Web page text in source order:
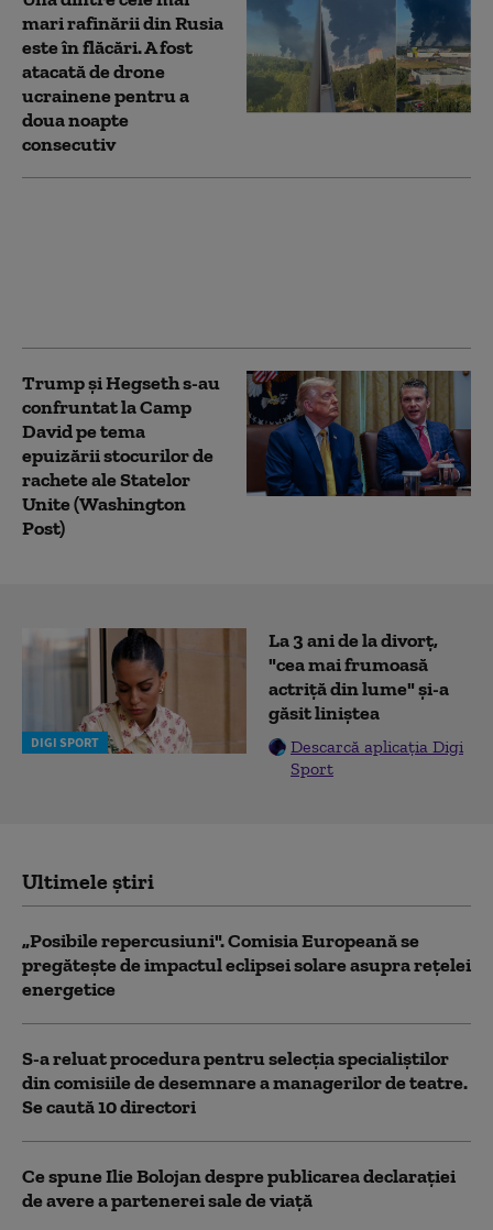
mari rafinării din Rusia
este în flăcări. A fost
atacată de drone
ucrainene pentru a
doua noapte
consecutiv
Trump şi Hegseth s-au
confruntat la Camp
David pe tema
epuizării stocurilor de
rachete ale Statelor
Unite (Washington
Post)
DIGI SPORT
La 3 ani de la divorț,
"cea mai frumoasă
actriță din lume" și-a
găsit liniștea
Descarcă aplicația Digi
Sport
Ultimele știri
„Posibile repercusiuni". Comisia Europeană se
pregătește de impactul eclipsei solare asupra rețelei
energetice
S-a reluat procedura pentru selecţia specialiştilor
din comisiile de desemnare a managerilor de teatre.
Se caută 10 directori
Ce spune Ilie Bolojan despre publicarea declarației
de avere a partenerei sale de viață